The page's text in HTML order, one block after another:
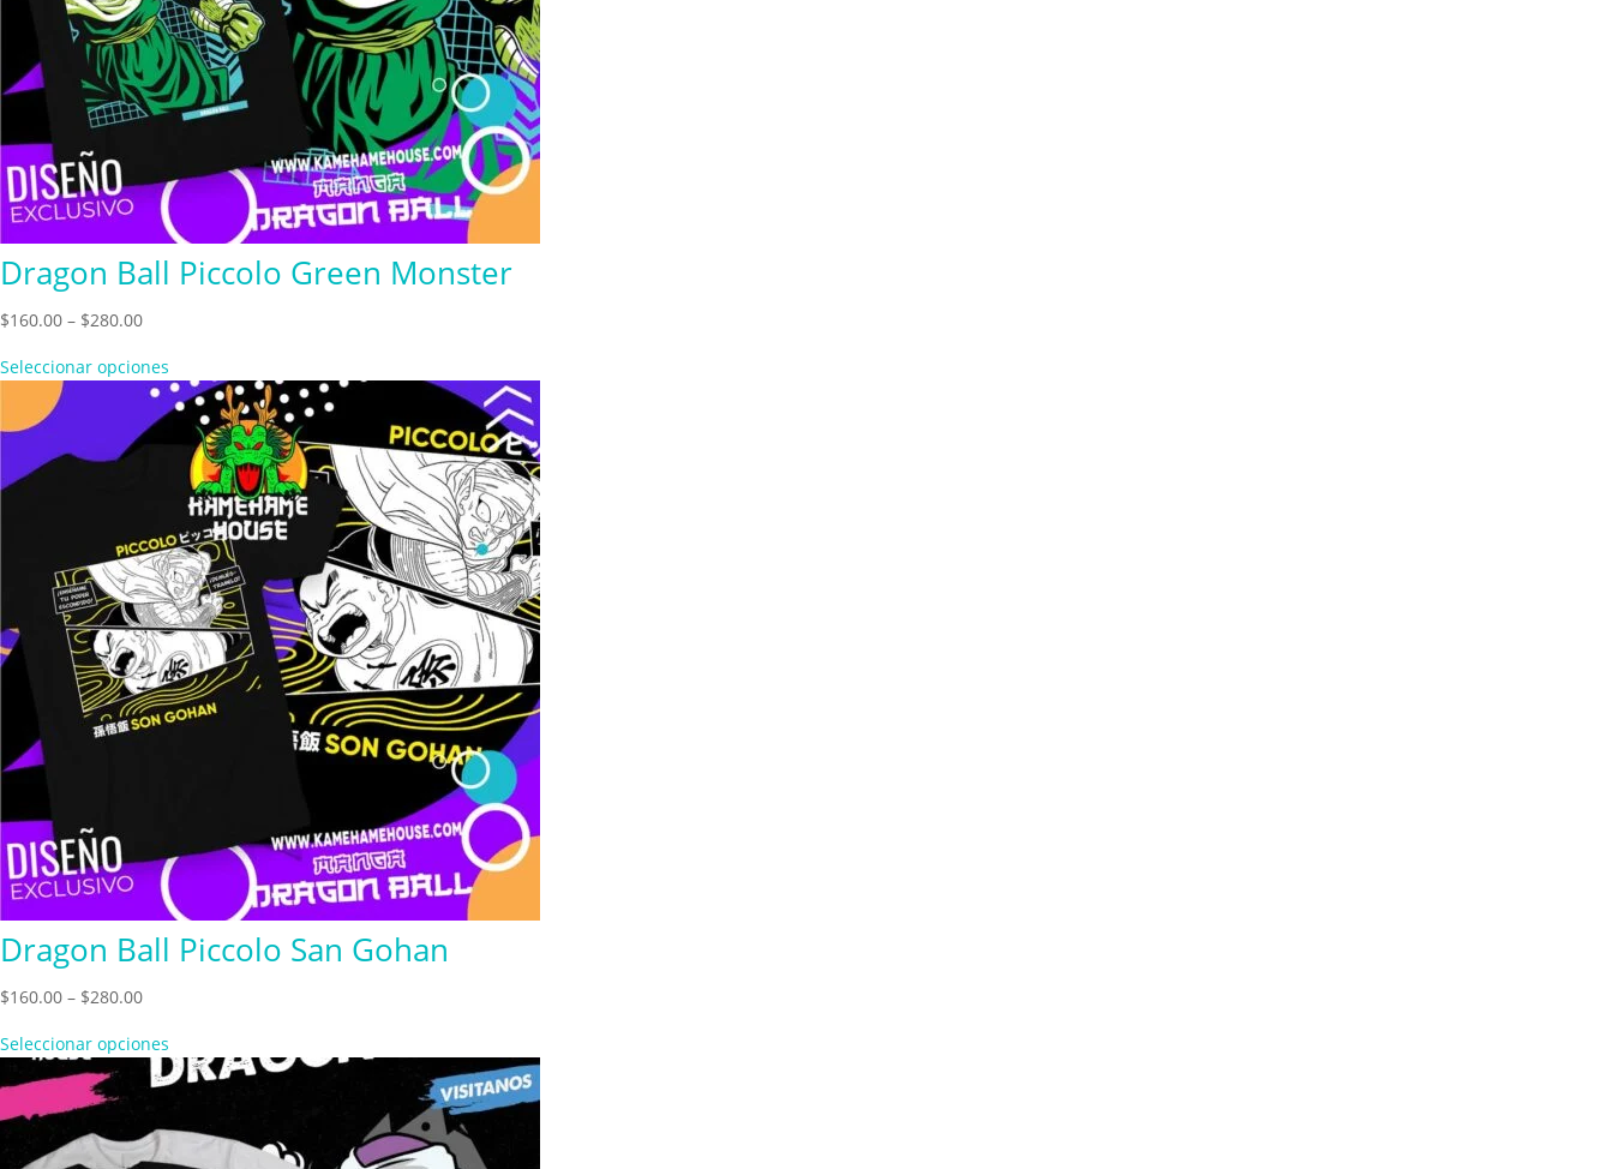
Dragon Ball Piccolo Green Monster
$160.00 – $280.00Price
$160.00
through
$280.00
Seleccionar opciones
Dragon Ball Piccolo San Gohan
$160.00 – $280.00Price
$160.00
through
Seleccionar opciones